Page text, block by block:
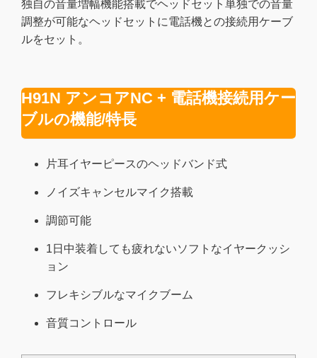
独自の音量増幅機能搭載でヘッドセット単独での音量
調整が可能なヘッドセットに電話機との接続用ケーブ
ルをセット。
H91N アンコアNC + 電話機接続用ケー
ブルの機能/特長
片耳イヤーピースのヘッドバンド式
ノイズキャンセルマイク搭載
調節可能
1日中装着しても疲れないソフトなイヤークッシ
ョン
フレキシブルなマイクブーム
音質コントロール